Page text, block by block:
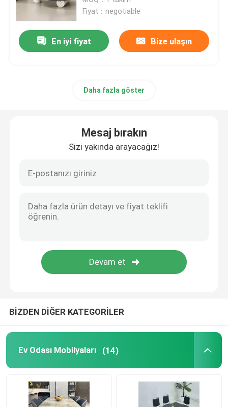
Temperli Cam Masa
Suni Mermer Yemek Masası
Fiyat：negotiable
En iyi fiyat Bize ulaşın
Daha fazla göster
Mesaj bırakın
Sizi yakında arayacağız!
BİZDEN DİĞER KATEGORİLER
Ev Odası Mobilyaları (14)